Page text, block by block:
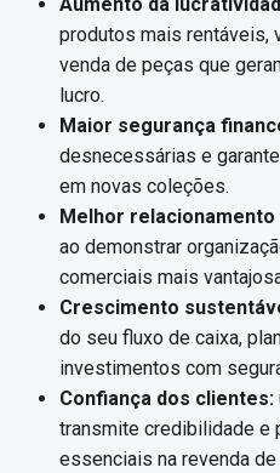
produtos mais rentáveis,
venda de peças que
lucro.
Maior segurança
desnecessárias e
em novas coleções.
Melhor
ao demonstrar
comerciais mais
Crescimento
do seu fluxo de caixa,
investimentos com
Confiança dos clientes:
transmite credibilidade e
essenciais na revenda